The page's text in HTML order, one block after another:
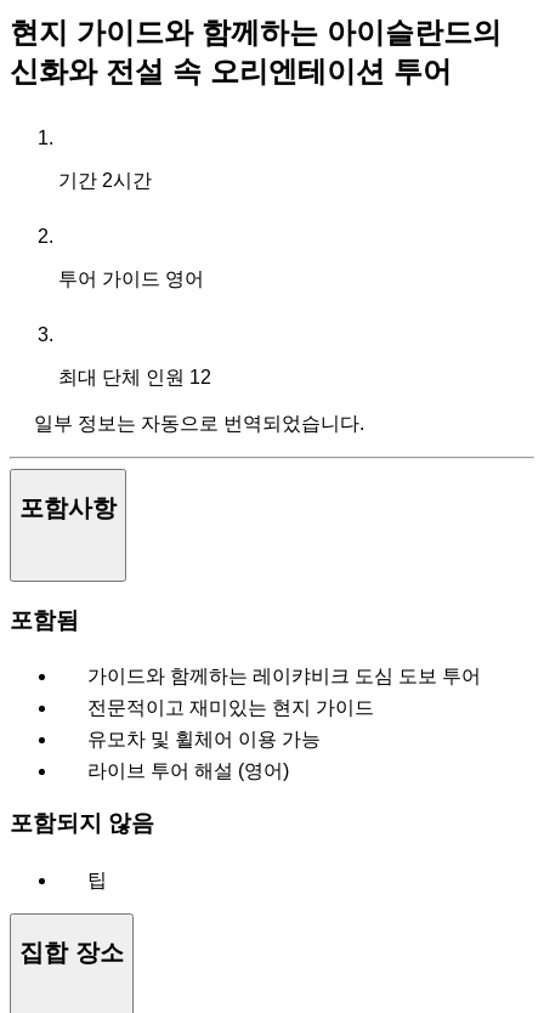
현지 가이드와 함께하는 아이슬란드의
신화와 전설 속 오리엔테이션 투어
기간 2시간
투어 가이드 영어
최대 단체 인원 12
일부 정보는 자동으로 번역되었습니다.
포함사항
포함됨
가이드와 함께하는 레이캬비크 도심 도보 투어
전문적이고 재미있는 현지 가이드
유모차 및 휠체어 이용 가능
라이브 투어 해설 (영어)
포함되지 않음
팁
집합 장소